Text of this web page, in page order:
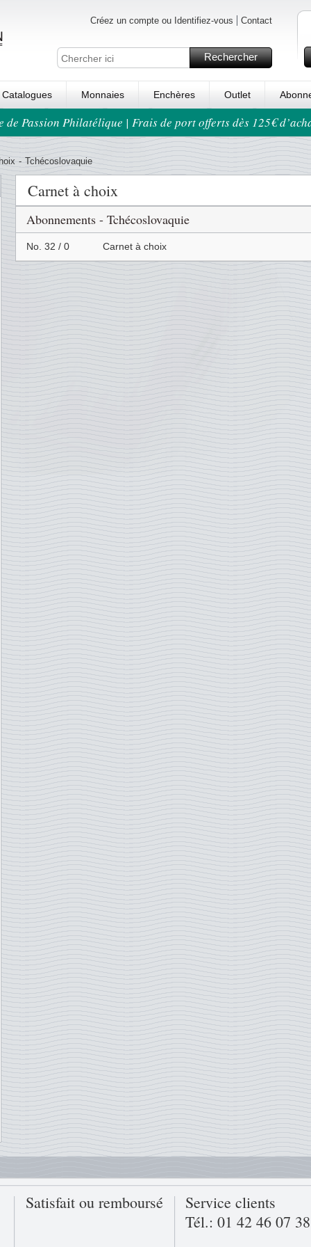
Créez un compte ou Identifiez-vous Contact
Rechercher
Catalogues Monnaies Enchères Outlet
de Passion Philatélique | Frais de port offerts dès 125€
- Tchécoslovaquie
Carnet à choix
Abonnements - Tchécoslovaquie
No. 32 / 0 Carnet à choix
Satisfait ou remboursé
Service clients
Tél.: 01 42 46 07 38